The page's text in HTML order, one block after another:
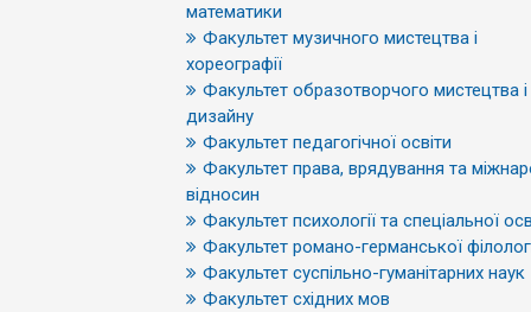
математики
Факультет музичного мистецтва і
хореографії
Факультет образотворчого мистецтва і
дизайну
Факультет педагогічної освіти
Факультет права, врядування та
відносин
Факультет психології та спеціальної
Факультет романо-германської
Факультет суспільно-гуманітарних наук
Факультет східних мов